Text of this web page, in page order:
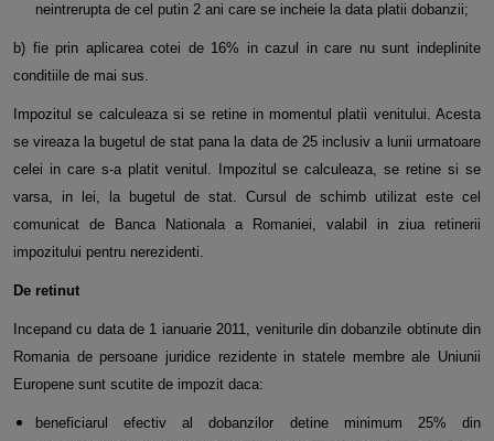
neintrerupta de cel putin 2 ani care se incheie la data platii dobanzii;
b) fie prin aplicarea cotei de 16% in cazul in care nu sunt indeplinite
conditiile de mai sus.
Impozitul se calculeaza si se retine in momentul platii venitului. Acesta
se vireaza la bugetul de stat pana la data de 25 inclusiv a lunii urmatoare
celei in care s-a platit venitul. Impozitul se calculeaza, se retine si se
varsa, in lei, la bugetul de stat. Cursul de schimb utilizat este cel
comunicat de Banca Nationala a Romaniei, valabil in ziua retinerii
impozitului pentru nerezidenti.
De retinut
Incepand cu data de 1 ianuarie 2011, veniturile din dobanzile obtinute din
Romania de persoane juridice rezidente in statele membre ale Uniunii
Europene sunt scutite de impozit daca:
beneficiarul efectiv al dobanzilor detine minimum 25% din